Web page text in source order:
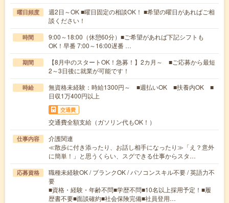
曜日頻度
週2日～OK ■曜日固定の相談OK！ ■希望の曜日があればご相
談ください！
時間
9:00～18:00（休憩60分）■ご希望があれば下記シフトも
OK！早番 7:00～16:00遅番 …
期間
【8月中のスタートOK！急募！】2カ月～ ■ご応募から最短
2～3日後に就業が可能です！
時給
無資格未経験：時給1300円～ ■週払いOK ■扶養内OK ■
日収1万400円以上
交通費
交通費全額支給（ガソリン代もOK！）
仕事内容
介護関連
≪散歩に付き添ったり、お話し相手になったり≫「え？意外
に簡単！」と思うくらい、スグできる仕事からスタ…
応募資格
職種未経験OK / ブランクOK / パソコンスキル不要 / 英語力不
要
■資格・経験・年齢不問■学歴不問■10名以上採用予定！■履
歴書不要■面談確約■社会保険完備■社員登用…